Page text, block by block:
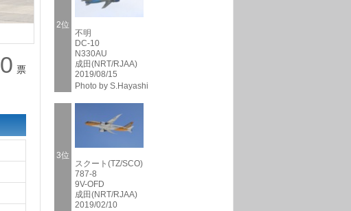
0 票
2位
不明
DC-10
N330AU
成田(NRT/RJAA)
2019/08/15
Photo by S.Hayashi
3位
スクート(TZ/SCO)
787-8
9V-OFD
成田(NRT/RJAA)
2019/02/10